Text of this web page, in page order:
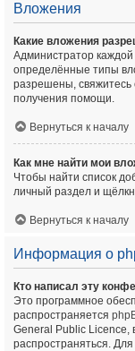
Вложения
Какие вложения
Администратор
определённые типы
разрешены,
получения помощи.
Вернуться к началу
Как мне найти мои
Чтобы найти список
личный раздел и
Вернуться к началу
Информация о
Кто написал эту
Это программное
распространяется
General Public Licence,
распространяться.